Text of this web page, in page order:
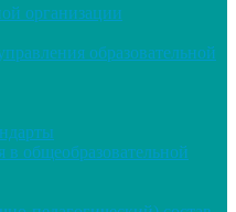
организации
образовательной
в общеобразовательной